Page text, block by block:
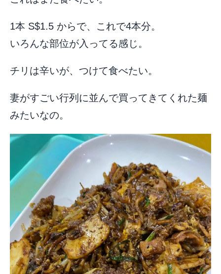
1本 S$1.5 からで、これで4本分。
いろんな部位が入ってる感じ。
チリは辛いが、つけて食べたい。
妻がすごい行列に並んで買ってきてくれた麺
みたいなの。